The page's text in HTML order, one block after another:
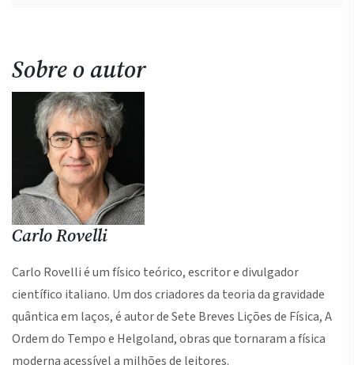
Sobre o autor
Carlo Rovelli
Carlo Rovelli é um físico teórico, escritor e divulgador
científico italiano. Um dos criadores da teoria da gravidade
quântica em laços, é autor de Sete Breves Lições de Física, A
Ordem do Tempo e Helgoland, obras que tornaram a física
moderna acessível a milhões de leitores.